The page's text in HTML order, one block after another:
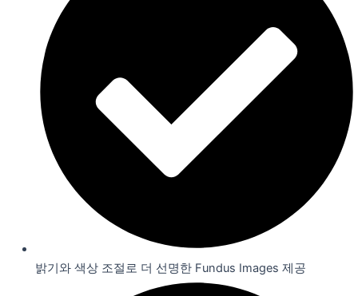
밝기와 색상 조절로 더 선명한 Fundus Images 제공